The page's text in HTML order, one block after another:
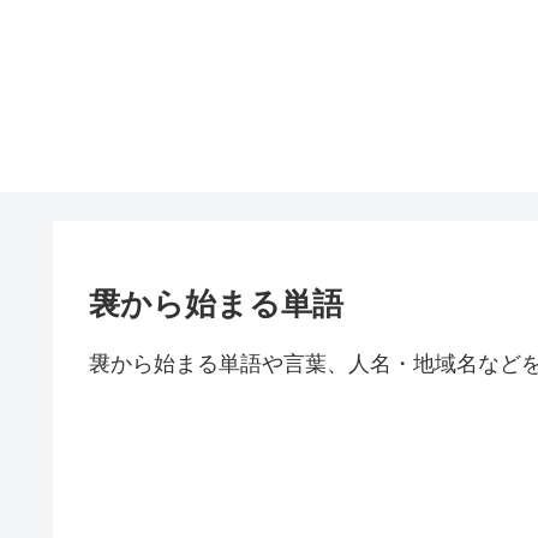
袰から始まる単語
袰から始まる単語や言葉、人名・地域名など